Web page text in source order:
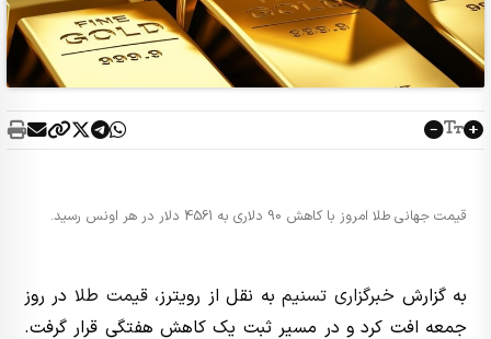
قیمت جهانی طلا امروز با کاهش 90 دلاری به 4561 دلار در هر اونس رسید.
به گزارش خبرگزاری تسنیمبه نقل از رویترز،قیمت طلا در روز
جمعه افت کرد و در مسیر ثبت یک کاهش هفتگی قرار گرفت.